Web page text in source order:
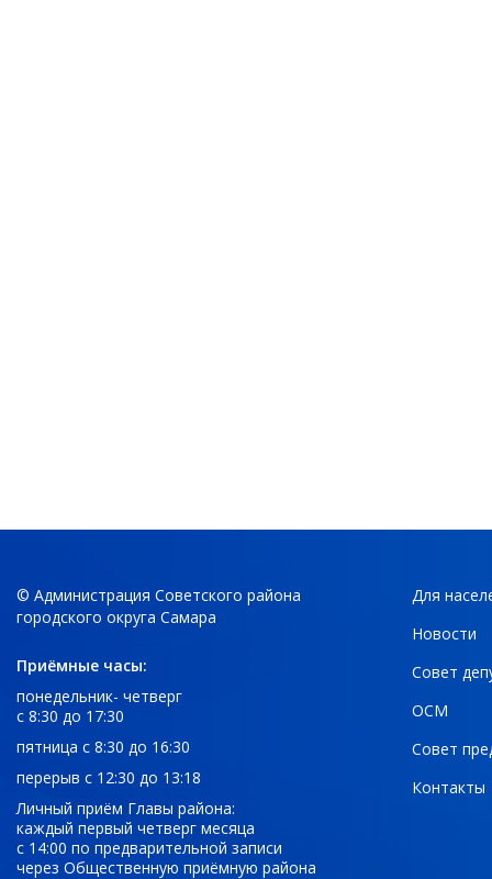
© Администрация Советского района
городского округа Самара
Приёмные часы:
понедельник- четверг
с 8:30 до 17:30
пятница с 8:30 до 16:30
перерыв с 12:30 до 13:18
Личный приём Главы района:
каждый первый четверг месяца
с 14:00 по предварительной записи
через Общественную приёмную района
Для
Новости
Совет
ОСМ
Совет
Контакты